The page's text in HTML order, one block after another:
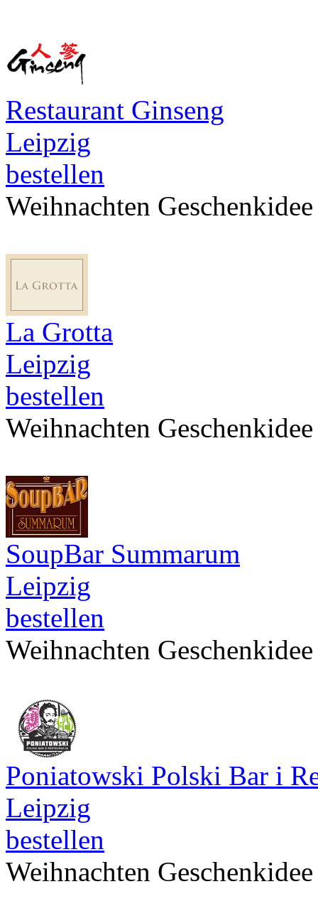
Restaurant Ginseng
Leipzig
bestellen
Weihnachten Geschenkidee
La Grotta
Leipzig
bestellen
Weihnachten Geschenkidee
SoupBar Summarum
Leipzig
bestellen
Weihnachten Geschenkidee
Poniatowski Polski Bar i
Leipzig
bestellen
Weihnachten Geschenkidee